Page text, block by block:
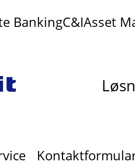
BankingC&IAsset